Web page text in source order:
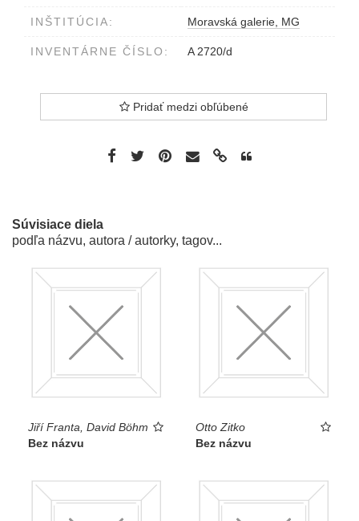
INŠTITÚCIA: Moravská galerie, MG
INVENTÁRNE ČÍSLO: A 2720/d
Pridať medzi obľúbené
Súvisiace diela
podľa názvu, autora / autorky, tagov...
Jiří Franta, David Böhm
Bez názvu
Otto Zitko
Bez názvu